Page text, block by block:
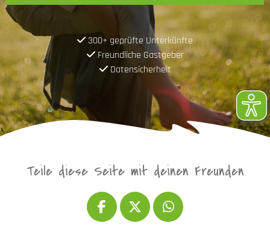
300+ geprüfte Unterkünfte
Freundliche Gastgeber
Datensicherheit
Teile diese Seite mit deinen Freunden